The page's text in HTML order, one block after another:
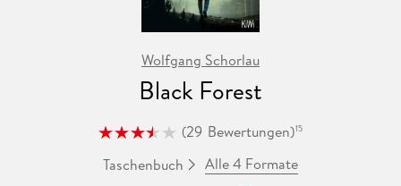
Wolfgang Schorlau
Black Forest
(29 Bewertungen)15
Taschenbuch Alle 4 Formate